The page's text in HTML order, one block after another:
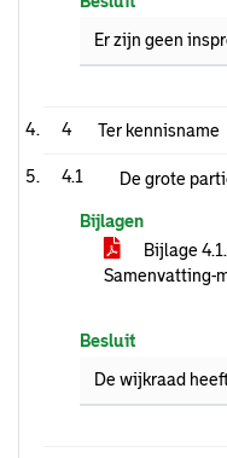
Er zijn geen
4 Ter kennisname
4.1 De grote
Bijlagen
Bijlage
Samenvatting-
Besluit
De wijkraad